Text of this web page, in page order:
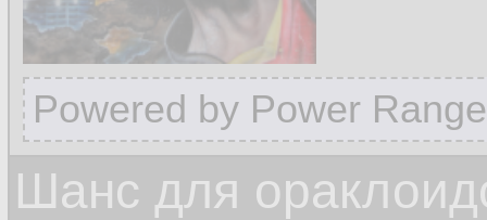
Powered by Power
Шанс для